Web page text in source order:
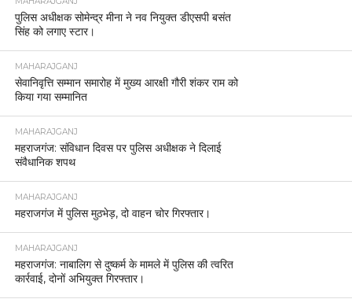
पुलिस अधीक्षक सोमेन्द्र मीना ने नव नियुक्त डीएसपी बसंत
सिंह को लगाए स्टार।
MAHARAJGANJ
सेवानिवृत्ति सम्मान समारोह में मुख्य आरक्षी गौरी शंकर राम को
किया गया सम्मानित
MAHARAJGANJ
महराजगंज: संविधान दिवस पर पुलिस अधीक्षक ने दिलाई
संवैधानिक शपथ
MAHARAJGANJ
महराजगंज में पुलिस मुठभेड़, दो वाहन चोर गिरफ्तार।
MAHARAJGANJ
महराजगंज: नाबालिग से दुष्कर्म के मामले में पुलिस की त्वरित
कार्रवाई, दोनों अभियुक्त गिरफ्तार।